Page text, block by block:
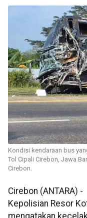
Kondisi kendaraan bus
Tol Cipali Cirebon, Jawa
Cirebon.
Cirebon (ANTARA) -
Kepolisian Resor